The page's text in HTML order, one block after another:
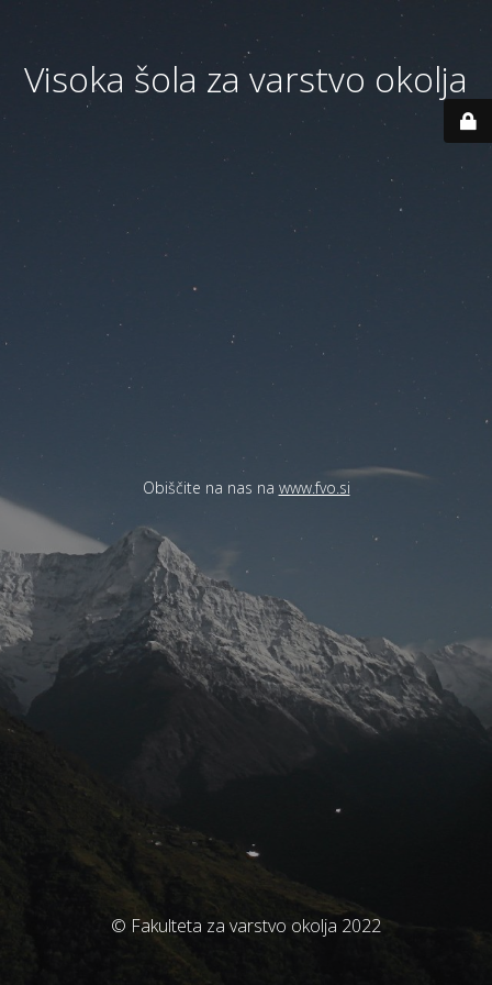
Visoka šola za varstvo okolja
Obiščite na nas na www.fvo.si
© Fakulteta za varstvo okolja 2022